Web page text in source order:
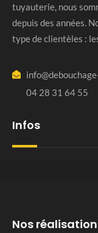
tuyauterie, nous
depuis des années.
type de clientèles :
04 28 31 64 55
Infos
Nos